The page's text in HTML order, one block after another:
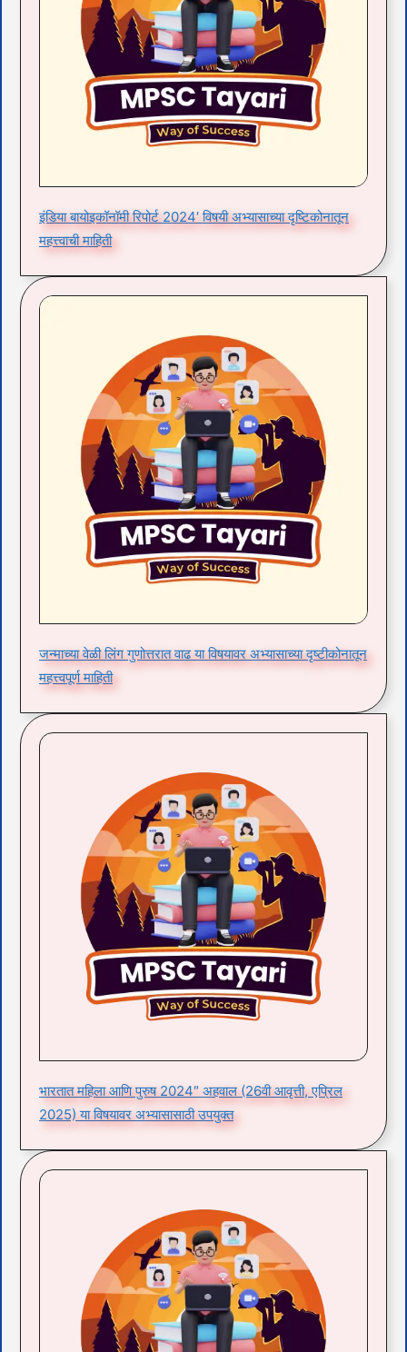
इंडिया बायोइकॉनॉमी रिपोर्ट 2024′ विषयी अभ्यासाच्या दृष्टिकोनातून
महत्त्वाची माहिती
जन्माच्या वेळी लिंग गुणोत्तरात वाढ या विषयावर अभ्यासाच्या दृष्टीकोनातून
महत्त्वपूर्ण माहिती
भारतात महिला आणि पुरुष 2024″ अहवाल (26वी आवृत्ती, एप्रिल
2025) या विषयावर अभ्यासासाठी उपयुक्त